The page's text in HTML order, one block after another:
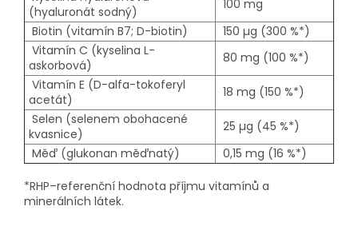
(hyaluronát sodný)
100 mg
Biotin (vitamín B7; D-biotin)
150 µg (300 %*)
Vitamín C (kyselina L-
askorbová)
80 mg (100 %*)
Vitamín E (D-alfa-tokoferyl
acetát)
18 mg (150 %*)
Selen (selenem obohacené
kvasnice)
25 µg (45 %*)
Měď (glukonan měďnatý)
0,15 mg (16 %*)
*RHP–referenční hodnota příjmu vitamínů a
minerálních látek.